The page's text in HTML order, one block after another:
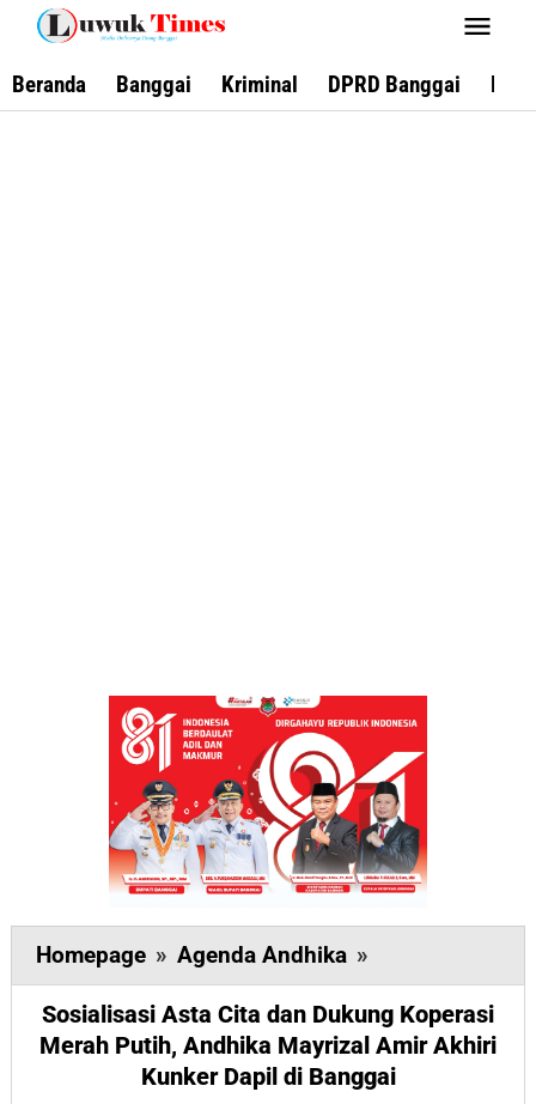
Lewati
konten
Beranda Banggai Kriminal DPRD Banggai
Homepage » Agenda Andhika »
Asta
Cita
dan
Dukung
Sosialisasi Asta Cita dan Dukung Koperasi
Merah Putih, Andhika Mayrizal Amir Akhiri
Kunker Dapil di Banggai